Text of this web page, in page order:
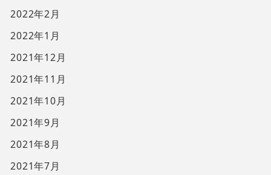
2022年2月
2022年1月
2021年12月
2021年11月
2021年10月
2021年9月
2021年8月
2021年7月